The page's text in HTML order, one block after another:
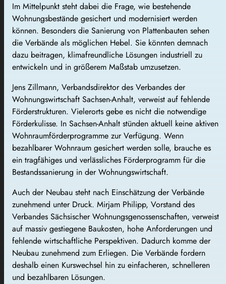
Im Mittelpunkt steht dabei die Frage, wie bestehende
Wohnungsbestände gesichert und modernisiert werden
können. Besonders die Sanierung von Plattenbauten sehen
die Verbände als möglichen Hebel. Sie könnten demnach
dazu beitragen, klimafreundliche Lösungen industriell zu
entwickeln und in größerem Maßstab umzusetzen.
Jens Zillmann, Verbandsdirektor des Verbandes der
Wohnungswirtschaft Sachsen-Anhalt, verweist auf fehlende
Förderstrukturen. Vielerorts gebe es nicht die notwendige
Förderkulisse. In Sachsen-Anhalt stünden aktuell keine aktiven
Wohnraumförderprogramme zur Verfügung. Wenn
bezahlbarer Wohnraum gesichert werden solle, brauche es
ein tragfähiges und verlässliches Förderprogramm für die
Bestandssanierung in der Wohnungswirtschaft.
Auch der Neubau steht nach Einschätzung der Verbände
zunehmend unter Druck. Mirjam Philipp, Vorstand des
Verbandes Sächsischer Wohnungsgenossenschaften, verweist
auf massiv gestiegene Baukosten, hohe Anforderungen und
fehlende wirtschaftliche Perspektiven. Dadurch komme der
Neubau zunehmend zum Erliegen. Die Verbände fordern
deshalb einen Kurswechsel hin zu einfacheren, schnelleren
und bezahlbaren Lösungen.